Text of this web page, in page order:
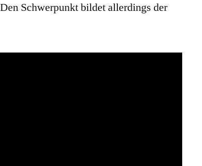
Schwerpunkt bildet allerdings der